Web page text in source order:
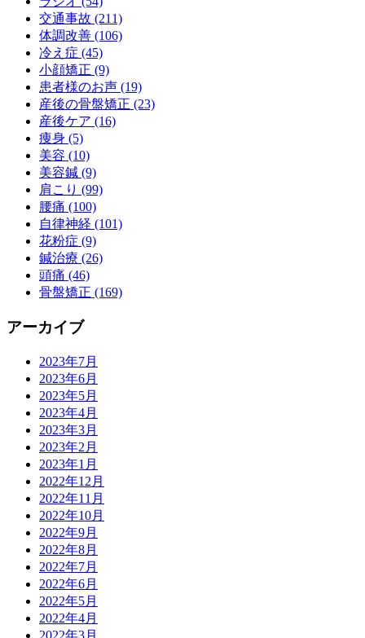
交通事故 (211)
体調改善 (106)
冷え症 (45)
小顔矯正 (9)
患者様のお声 (19)
産後の骨盤矯正 (23)
産後ケア (16)
痩身 (5)
美容 (10)
美容鍼 (9)
肩こり (99)
腰痛 (100)
自律神経 (101)
花粉症 (9)
鍼治療 (26)
頭痛 (46)
骨盤矯正 (169)
アーカイブ
2023年7月
2023年6月
2023年5月
2023年4月
2023年3月
2023年2月
2023年1月
2022年12月
2022年11月
2022年10月
2022年9月
2022年8月
2022年7月
2022年6月
2022年5月
2022年4月
2022年3月